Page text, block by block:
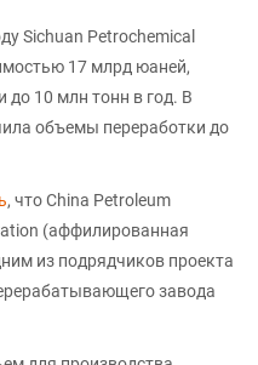
Sichuan Petrochemical
17 млрд юаней,
до 10 млн тонн в год. В
объемы переработки до
, что China Petroleum
(аффилированная
из подрядчиков проекта
завода